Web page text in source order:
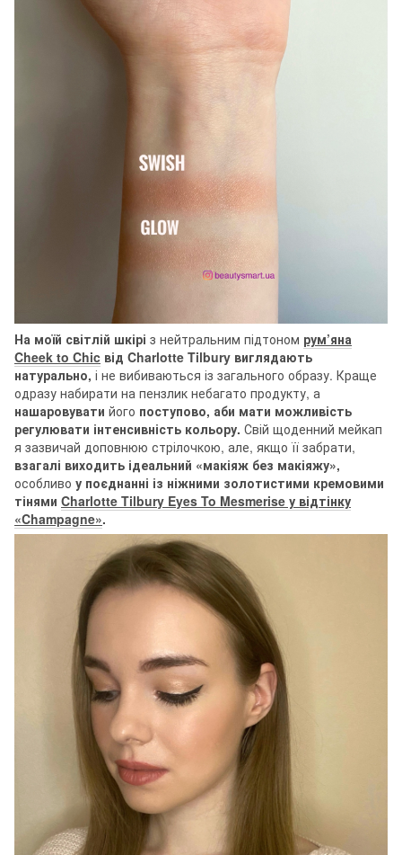
На моїй світлій шкірі з нейтральним підтоном рум’яна
Cheek to Chic від Charlotte Tilbury виглядають
натурально, і не вибиваються із загального образу. Краще
одразу набирати на пензлик небагато продукту, а
нашаровувати його поступово, аби мати можливість
регулювати інтенсивність кольору. Свій щоденний мейкап
я зазвичай доповнюю стрілочкою, але, якщо її забрати,
взагалі виходить ідеальний «макіяж без макіяжу»,
особливо у поєднанні із ніжними золотистими кремовими
тінями Charlotte Tilbury Eyes To Mesmerise у відтінку
«Champagne».